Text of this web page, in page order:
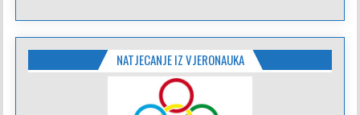
NATJECANJE IZ VJERONAUKA